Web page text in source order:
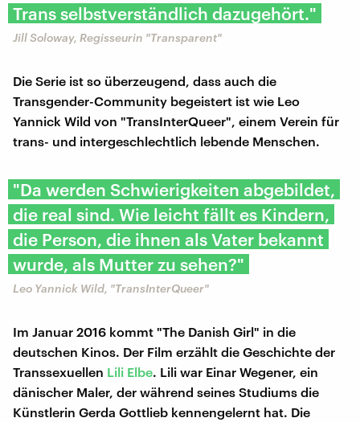
Trans selbstverständlich dazugehört."
Jill Soloway, Regisseurin "Transparent"
Die Serie ist so überzeugend, dass auch die
Transgender-Community begeistert ist wie Leo
Yannick Wild von "TransInterQueer", einem Verein für
trans- und intergeschlechtlich lebende Menschen.
"Da werden Schwierigkeiten abgebildet,
die real sind. Wie leicht fällt es Kindern,
die Person, die ihnen als Vater bekannt
wurde, als Mutter zu sehen?"
Leo Yannick Wild, "TransInterQueer"
Im Januar 2016 kommt "The Danish Girl" in die
deutschen Kinos. Der Film erzählt die Geschichte der
Transsexuellen Lili Elbe. Lili war Einar Wegener, ein
dänischer Maler, der während seines Studiums die
Künstlerin Gerda Gottlieb kennengelernt hat. Die